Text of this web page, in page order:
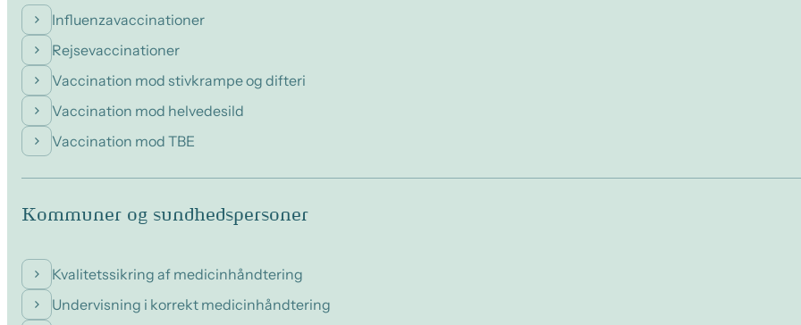
Influenzavaccinationer
Rejsevaccinationer
Vaccination mod stivkrampe og difteri
Vaccination mod helvedesild
Vaccination mod TBE
Kommuner og sundhedspersoner
Kvalitetssikring af medicinhåndtering
Undervisning i korrekt medicinhåndtering